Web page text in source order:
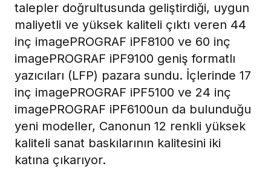
talepler doğrultusunda geliştirdiği, uygun
maliyetli ve yüksek kaliteli çıktı veren 44
inç imagePROGRAF iPF8100 ve 60 inç
imagePROGRAF iPF9100 geniş formatlı
yazıcıları (LFP) pazara sundu. İçlerinde 17
inç imagePROGRAF iPF5100 ve 24 inç
imagePROGRAF iPF6100un da bulunduğu
yeni modeller, Canonun 12 renkli yüksek
kaliteli sanat baskılarının kalitesini iki
katına çıkarıyor.